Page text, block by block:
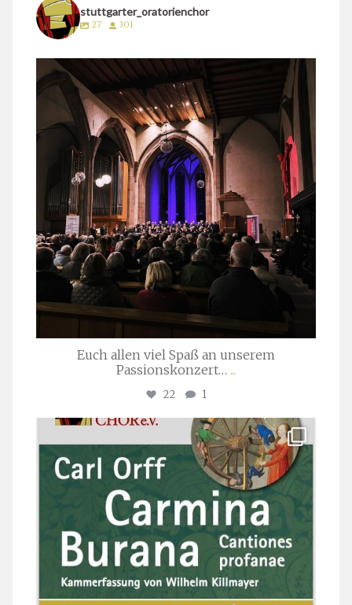
stuttgarter_oratorienchor
27 301
stuttgarter_oratorienchor
März 24
Euch allen viel Spaß an unserem
Passionskonzert… ...
22 1
stuttgarter_oratorienchor
Juli 22